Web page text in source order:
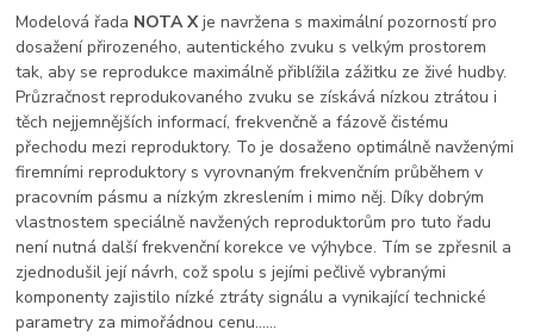
Modelová řada NOTA Xje navržena s maximální pozorností pro
dosažení přirozeného, autentického zvuku s velkým prostorem
tak, aby se reprodukce maximálně přiblížila zážitku ze živé hudby.
Průzračnost reprodukovaného zvuku se získává nízkou ztrátou i
těch nejjemnějších informací, frekvenčně a fázově čistému
přechodu mezi reproduktory. To je dosaženo optimálně navženými
firemními reproduktory s vyrovnaným frekvenčním průběhem v
pracovním pásmu a nízkým zkreslením i mimo něj. Díky dobrým
vlastnostem speciálně navžených reproduktorům pro tuto řadu
není nutná další frekvenční korekce ve výhybce. Tím se zpřesnil a
zjednodušil její návrh, což spolu s jejími pečlivě vybranými
komponenty zajistilo nízké ztráty signálu a vynikající technické
parametry za mimořádnou cenu......